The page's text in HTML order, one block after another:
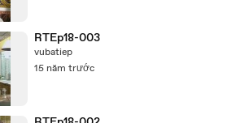
RTEp18-003
vubatiep
15 năm trước